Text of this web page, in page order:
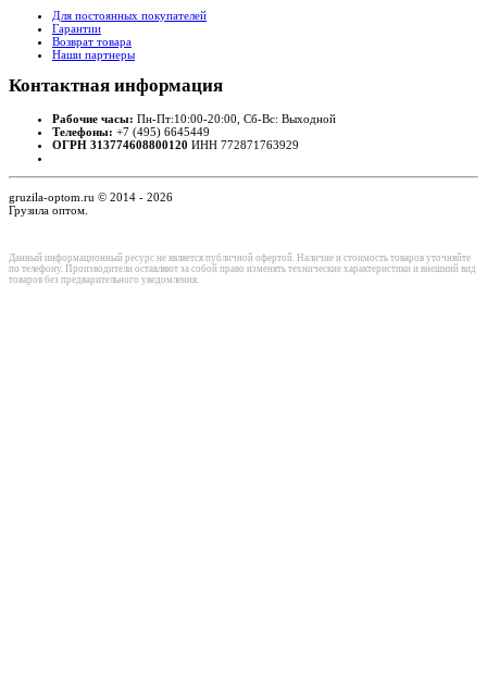
Для постоянных покупателей
Гарантии
Возврат товара
Наши партнеры
Контактная информация
Рабочие часы: Пн-Пт:10:00-20:00, Сб-Вс: Выходной
Телефоны: +7 (495) 6645449
ОГРН 313774608800120 ИНН 772871763929
gruzila-optom.ru © 2014 - 2026
Грузила оптом.
Данный информационный ресурс не является публичной офертой. Наличие и стоимость товаров уточняйте
по телефону. Производители оставляют за собой право изменять технические характеристики и внешний вид
товаров без предварительного уведомления.